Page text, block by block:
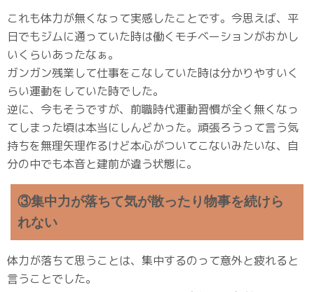
これも体力が無くなって実感したことです。今思えば、平
日でもジムに通っていた時は働くモチベーションがおかし
いくらいあったなぁ。
ガンガン残業して仕事をこなしていた時は分かりやすいく
らい運動をしていた時でした。
逆に、今もそうですが、前職時代運動習慣が全く無くなっ
てしまった頃は本当にしんどかった。頑張ろうって言う気
持ちを無理矢理作るけど本心がついてこないみたいな、自
分の中でも本音と建前が違う状態に。
③集中力が落ちて気が散ったり物事を続けら
れない
体力が落ちて思うことは、集中するのって意外と疲れると
言うことでした。